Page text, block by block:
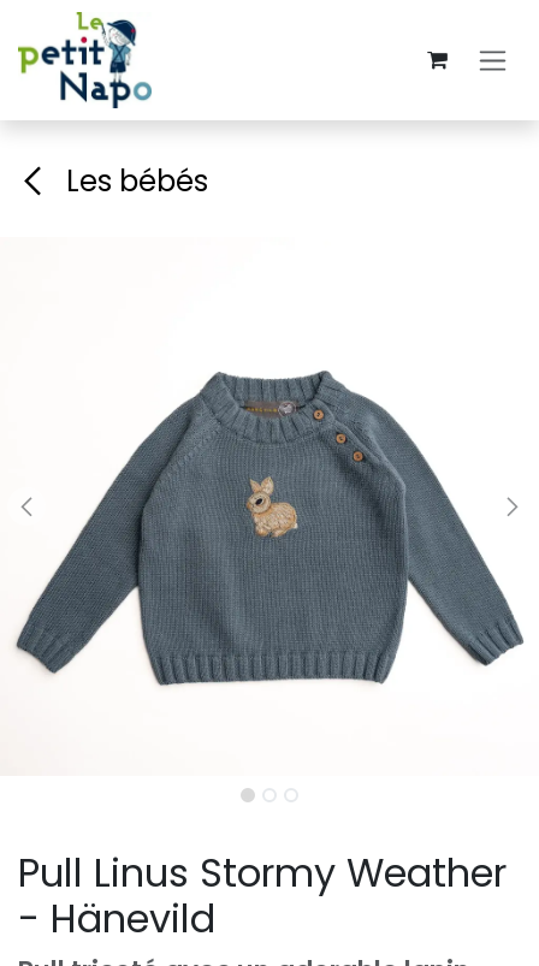
Se rendre au contenu
Les bébés
Pull Linus Stormy Weather
- Hänevild